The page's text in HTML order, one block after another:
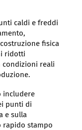
caldi e freddi
fisica
ridotti
condizioni reali
includere
punti di
e sulla
rapido stampo